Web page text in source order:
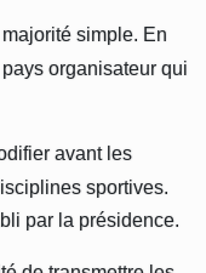
simple. En
organisateur qui
avant les
sportives.
par la présidence.